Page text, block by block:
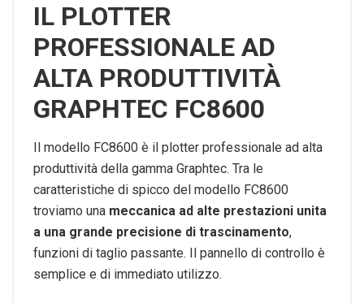
IL PLOTTER
PROFESSIONALE AD
ALTA PRODUTTIVITÀ
GRAPHTEC FC8600
Il modello FC8600 è il plotter professionale ad alta
produttività della gamma Graphtec. Tra le
caratteristiche di spicco del modello FC8600
troviamo una meccanica ad alte prestazioni unita
a una grande precisione di trascinamento,
funzioni di taglio passante. Il pannello di controllo è
semplice e di immediato utilizzo.